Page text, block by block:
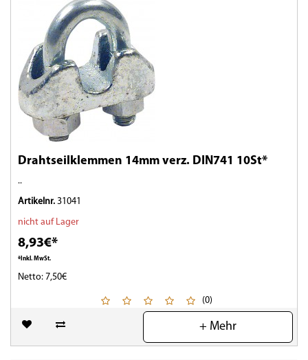
Drahtseilklemmen 14mm verz. DIN741 10St*
..
Artikelnr. 31041
nicht auf Lager
8,93€*
*Inkl. MwSt.
Netto: 7,50€
(0)
+ Mehr